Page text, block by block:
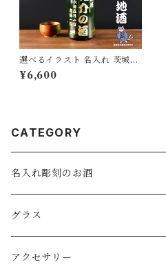
選べるイラスト 名入れ 茨城の
地酒 日本酒 720ml お祝い 誕
生日 ギフト プレゼント 砂吹き
¥6,600
CATEGORY
名入れ彫刻のお酒
スパークリングワイン
ワイン
グラス
ロックグラス・オールドグラス
アクセサリー